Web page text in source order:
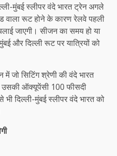
मुंबई स्लीपर वंदे भारत ट्रेन अगले
वाला रूट होने के कारण रेलवे पहली
जाएगी। सीजन का समय हो या
और दिल्ली रूट पर यात्रियों को
में जो सिटिंग श्रेणी की वंदे भारत
उसकी ऑक्यूपेंसी 100 फीसदी
दिल्ली-मुंबई स्लीपर वंदे भारत को